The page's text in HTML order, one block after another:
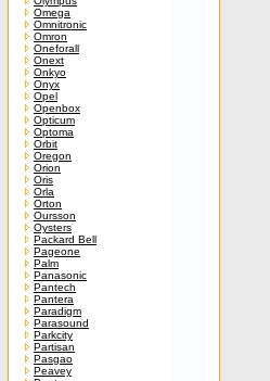
Omega
Omnitronic
Omron
Oneforall
Onext
Onkyo
Onyx
Opel
Openbox
Opticum
Optoma
Orbit
Oregon
Orion
Oris
Orla
Orton
Oursson
Oysters
Packard Bell
Pageone
Palm
Panasonic
Pantech
Pantera
Paradigm
Parasound
Parkcity
Partisan
Pasgao
Peavey